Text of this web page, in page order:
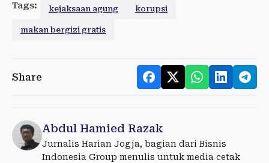
Tags: kejaksaan agung korupsi
makan bergizi gratis
Share
Abdul Hamied Razak
Jurnalis Harian Jogja, bagian dari Bisnis
Indonesia Group menulis untuk media cetak